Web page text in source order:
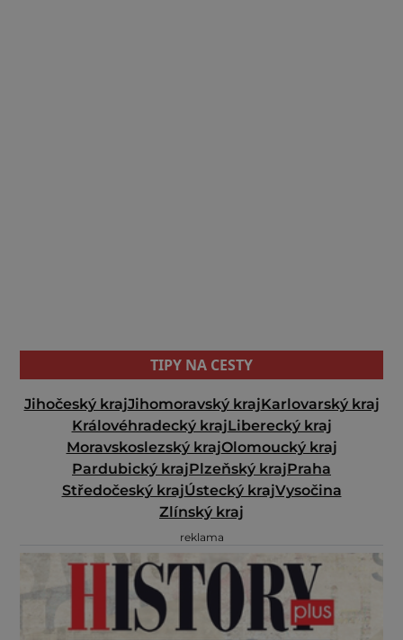
TIPY NA CESTY
Jihočeský krajJihomoravský krajKarlovarský kraj
Královéhradecký krajLiberecký kraj
Moravskoslezský krajOlomoucký kraj
Pardubický krajPlzeňský krajPraha
Středočeský krajÚstecký krajVysočina
Zlínský kraj
reklama